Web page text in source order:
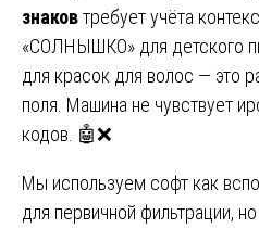
знаковтребует учёта
«СОЛНЫШКО» для детского
для красок для волос — это
поля. Машина не чувствует
кодов. 🤖❌
Мы используем софт как
для первичной фильтрации,